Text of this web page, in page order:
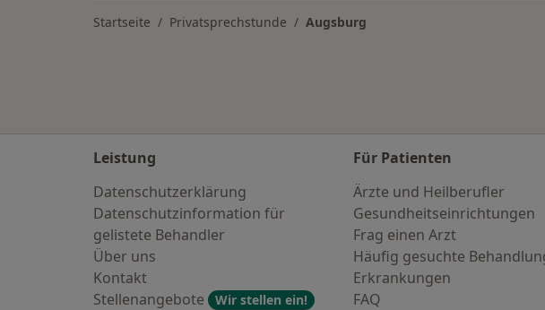
Startseite Privatsprechstunde Augsburg
Leistung
Datenschutzerklärung
Datenschutzinformation für
gelistete Behandler
Über uns
Kontakt
Stellenangebote
Wir stellen ein!
Für Patienten
Ärzte und Heilberufler
Gesundheitseinrichtungen
Frag einen Arzt
Häufig gesuchte
Erkrankungen
FAQ